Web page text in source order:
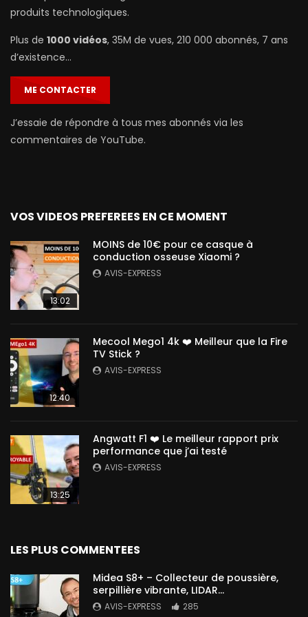
produits technologiques.
Plus de 1000 vidéos, 35M de vues, 210 000 abonnés, 7 ans
d’existence…
ME CONTACTER
J’essaie de répondre à tous mes abonnés via les
commentaires de YouTube.
VOS VIDEOS PREFEREES EN CE MOMENT
13:02
MOINS de 10€ pour ce casque à
conduction osseuse Xiaomi ?
AVIS-EXPRESS
12:40
Mecool Mego1 4k ❤️ Meilleur que la Fire
TV Stick ?
AVIS-EXPRESS
13:25
Angwatt F1 ❤️ Le meilleur rapport prix
performance que j’ai testé
AVIS-EXPRESS
LES PLUS COMMENTEES
Midea S8+ – Collecteur de poussière,
serpillière vibrante, LIDAR…
AVIS-EXPRESS 285